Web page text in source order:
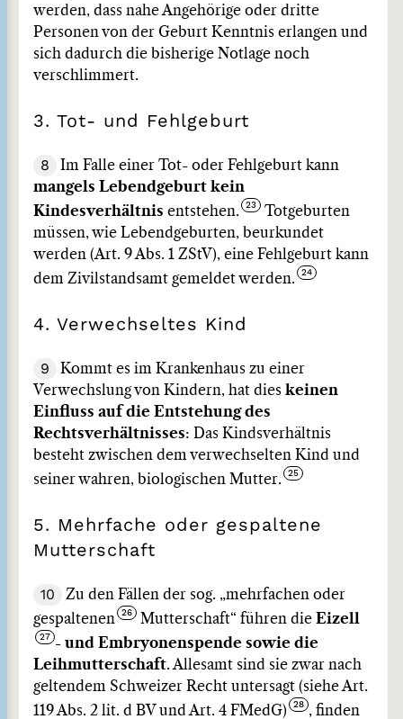
werden, dass nahe Angehörige oder dritte
Personen von der Geburt Kenntnis erlangen und
sich dadurch die bisherige Notlage noch
verschlimmert.
3. Tot- und Fehlgeburt
8
Im Falle einer Tot- oder Fehlgeburt kann
mangels Lebendgeburt kein
Kindesverhältnis entstehen.
Totgeburten
müssen, wie Lebendgeburten, beurkundet
werden (Art. 9 Abs. 1 ZStV), eine Fehlgeburt kann
dem Zivilstandsamt gemeldet werden.
4. Verwechseltes Kind
9
Kommt es im Krankenhaus zu einer
Verwechslung von Kindern, hat dies keinen
Einfluss auf die Entstehung des
Rechtsverhältnisses: Das Kindsverhältnis
besteht zwischen dem verwechselten Kind und
seiner wahren, biologischen Mutter.
5. Mehrfache oder gespaltene
Mutterschaft
10
Zu den Fällen der sog. „mehrfachen oder
gespaltenen
Mutterschaft“ führen die Eizell
- und Embryonenspende sowie die
Leihmutterschaft. Allesamt sind sie zwar nach
geltendem Schweizer Recht untersagt (siehe Art.
119 Abs. 2 lit. d BV und Art. 4 FMedG)
, finden